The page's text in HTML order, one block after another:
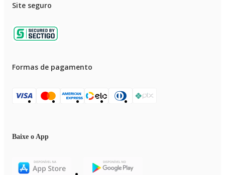
Site seguro
Formas de pagamento
Baixe o App